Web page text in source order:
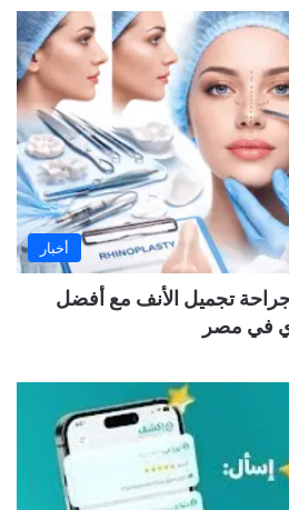
أخبار
تجميل الأنف مع أفضل
في مصر